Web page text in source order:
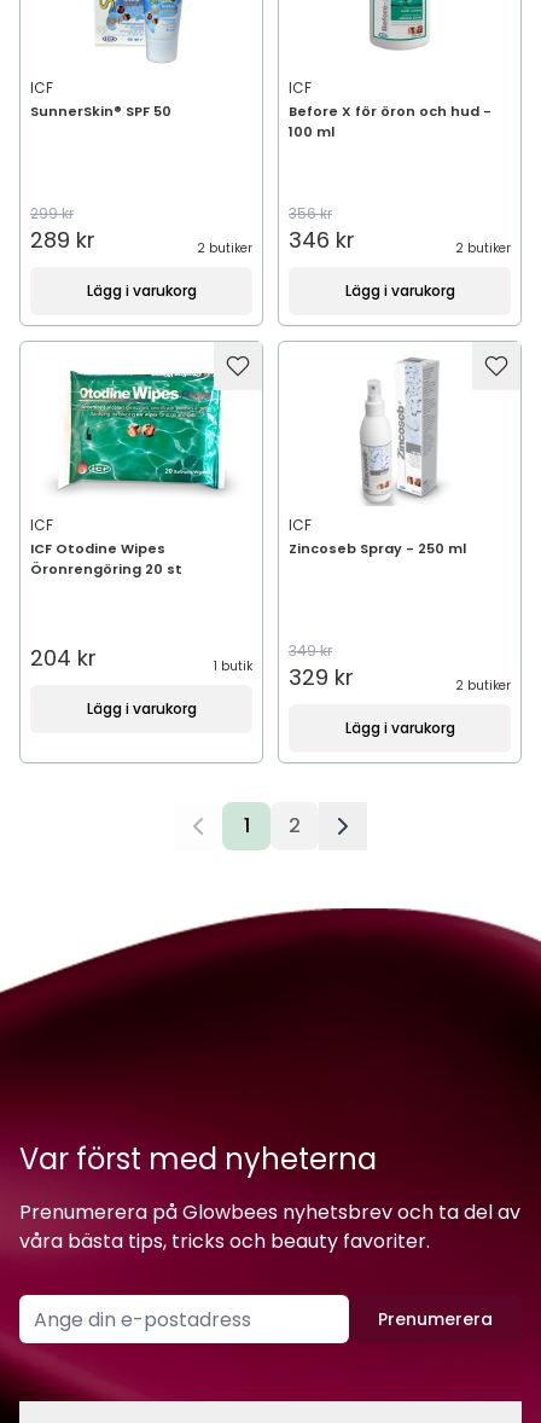
ICF
SunnerSkin® SPF 50
299 kr
289 kr 2 butiker
Lägg i varukorg
ICF
Before X för öron och hud -
100 ml
356 kr
346 kr 2 butiker
Lägg i varukorg
ICF
ICF Otodine Wipes
Öronrengöring 20 st
204 kr 1 butik
Lägg i varukorg
ICF
Zincoseb Spray - 250 ml
349 kr
329 kr 2 butiker
Lägg i varukorg
1 2
Var först med nyheterna
Prenumerera på Glowbees nyhetsbrev och ta del av
våra bästa tips, tricks och beauty favoriter.
Prenumerera